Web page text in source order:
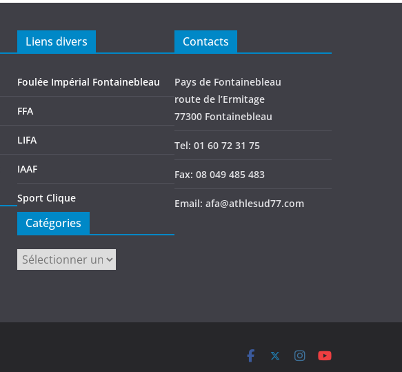
Liens divers
Foulée Impérial Fontainebleau
FFA
LIFA
IAAF
Sport Clique
Catégories
Catégories
Contacts
Pays de Fontainebleau
route de l’Ermitage
77300 Fontainebleau
Tel: 01 60 72 31 75
Fax: 08 049 485 483
Email: afa@athlesud77.com